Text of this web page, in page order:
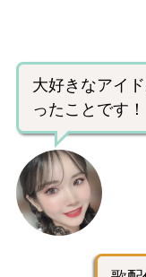
大好きなアイ
ったことです！